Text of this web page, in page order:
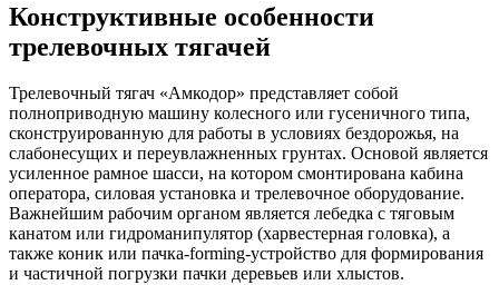
Конструктивные особенности
трелевочных тягачей
Трелевочный тягач «Амкодор» представляет собой
полноприводную машину колесного или гусеничного типа,
сконструированную для работы в условиях бездорожья, на
слабонесущих и переувлажненных грунтах. Основой является
усиленное рамное шасси, на котором смонтирована кабина
оператора, силовая установка и трелевочное оборудование.
Важнейшим рабочим органом является лебедка с тяговым
канатом или гидроманипулятор (харвестерная головка), а
также коник или пачка-forming-устройство для формирования
и частичной погрузки пачки деревьев или хлыстов.